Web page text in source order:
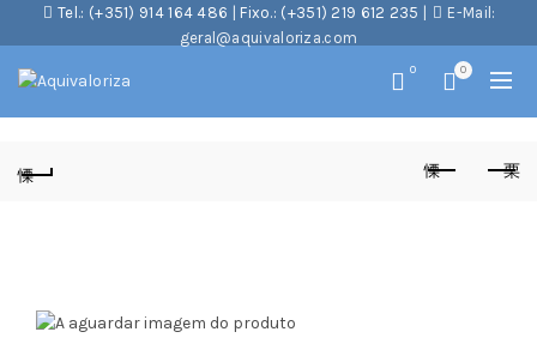
Tel.: (+351) 914 164 486 Fixo.: (+351) 219 612 235
E-Mail:
geral@aquivaloriza.com
0 0